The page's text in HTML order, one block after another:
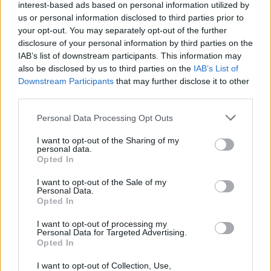
interest-based ads based on personal information utilized by
us or personal information disclosed to third parties prior to
your opt-out. You may separately opt-out of the further
disclosure of your personal information by third parties on the
IAB’s list of downstream participants. This information may
also be disclosed by us to third parties on the IAB’s List of
Downstream Participants that may further disclose it to other
Personal Data Processing Opt Outs
I want to opt-out of the Sharing of my
personal data.
Opted In
I want to opt-out of the Sale of my
Personal Data.
Opted In
I want to opt-out of processing my
Personal Data for Targeted Advertising.
Opted In
I want to opt-out of Collection, Use,
Video/ Tragjedi në Ceuta, i
riu që po tentonte të
kalonte ilegalisht nga
Maroku me parashutë bie
në det dhe vdes
Përhapja e virusit të Nilit
Perëndimor ngre
shqetësime në Greqi
projektin 400 milionë
dollarësh për sallën e
vallëzimit në Shtëpinë e
Bardhë
arkivin e UFO-ve, dalin
dosje të tjera për objekte
pashpjeguara